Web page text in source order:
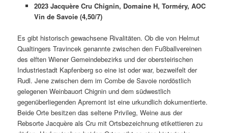
2023 Jacquère Cru Chignin, Domaine H, Torméry, AOC
Vin de Savoie (4,50/7)
Es gibt historisch gewachsene Rivalitäten. Ob die von Helmut
Qualtingers Travincek genannte zwischen den Fußballvereinen
des elften Wiener Gemeindebezirks und der obersteirischen
Industriestadt Kapfenberg so eine ist oder war, bezweifelt der
Rudl. Jene zwischen dem im Combe de Savoie nordöstlich
gelegenen Weinbauort Chignin und dem südwestlich
gegenüberliegenden Apremont ist eine urkundlich dokumentierte.
Beide Orte besitzen das seltene Privileg, Weine aus der
Rebsorte Jacquère als Cru mit Ortsbezeichnung etikettieren zu